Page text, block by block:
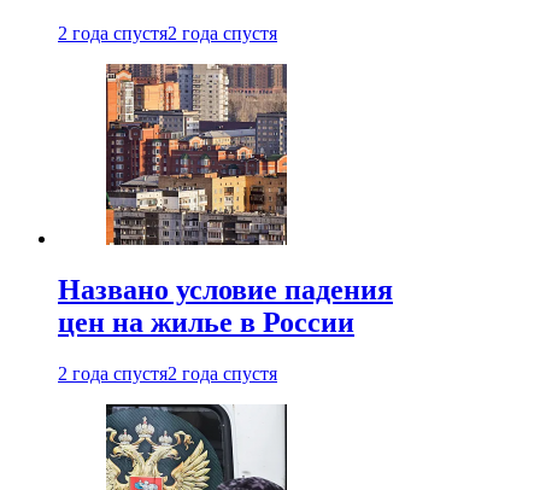
2 года спустя2 года спустя
Названо условие падения
цен на жилье в России
2 года спустя2 года спустя